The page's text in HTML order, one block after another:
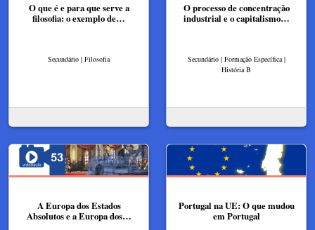
O que é e para que serve a
filosofia: o exemplo de…
Secundário | Filosofia
O processo de concentração
industrial e o capitalismo…
Secundário | Formação Específica |
História B
A Europa dos Estados
Absolutos e a Europa dos…
Portugal na UE: O que mudou
em Portugal